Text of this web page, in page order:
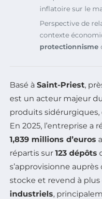
inflatoire sur le
Perspective de
contexte
protectionnisme
Basé à Saint-Priest,
est un acteur majeur
produits sidérurgiques,
En 2025, l’entreprise a
1,839 millions d’euros
répartis sur 123 dépôts
s’approvisionne
stocke et revend à plus
industriels,